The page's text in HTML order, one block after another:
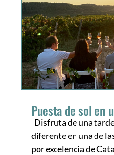
Puesta de sol en
Disfruta de una
diferente en una de
por excelencia de